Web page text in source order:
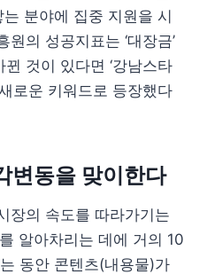
분야에 집중 지원을 시
의 성공지표는 ‘대장금’
것이 있다면 ‘강남스타
로운 키워드로 등장했다
변동을 맞이한다
장의 속도를 따라가기는
알아차리는 데에 거의 10
동안 콘텐츠(내용물)가